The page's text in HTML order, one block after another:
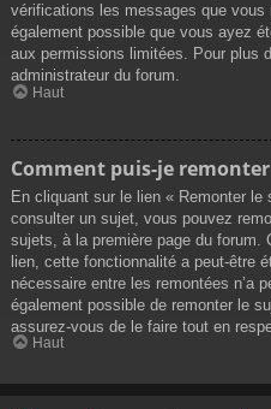
vérifications les messages que
également possible que vous ayez
aux permissions limitées. Pour plus
administrateur du forum.
Haut
Comment puis-je
En cliquant sur le lien « Remonter
consulter un sujet, vous pouvez
sujets, à la première page du
lien, cette fonctionnalité a peut-être
nécessaire entre les remontées n’a
également possible de remonter le
assurez-vous de le faire tout en
Haut